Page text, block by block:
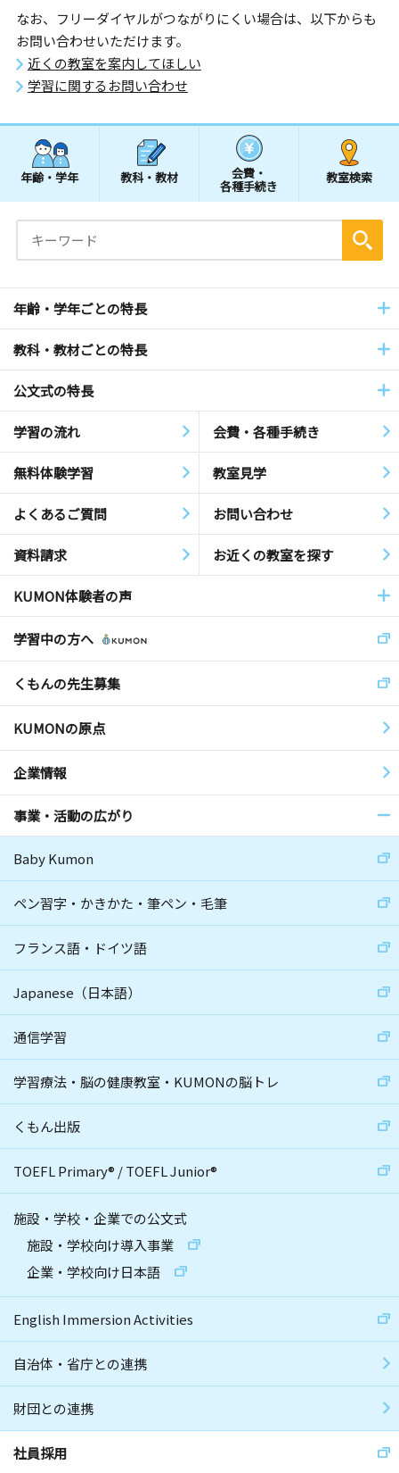
なお、フリーダイヤルがつながりにくい場合は、以下からも
お問い合わせいただけます。
近くの教室を案内してほしい
学習に関するお問い合わせ
年齢・学年 教科・教材 会費・
各種手続き
教室検索
年齢・学年ごとの特長
教科・教材ごとの特長
公文式の特長
学習の流れ 会費・各種手続き
無料体験学習 教室見学
よくあるご質問 お問い合わせ
資料請求 お近くの教室を探す
KUMON体験者の声
学習中の方へ
くもんの先生募集
KUMONの原点
企業情報
事業・活動の広がり
Baby Kumon
ペン習字・かきかた・筆ペン・毛筆
フランス語・ドイツ語
Japanese（日本語）
通信学習
学習療法・脳の健康教室・KUMONの脳トレ
くもん出版
TOEFL Primary® /TOEFL Junior®
施設・学校・企業での公文式
施設・学校向け導入事業
企業・学校向け日本語
English Immersion Activities
自治体・省庁との連携
財団との連携
社員採用